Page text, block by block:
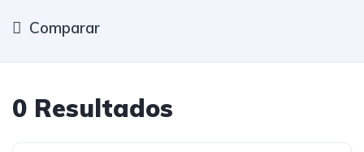
Comparar
0 Resultados